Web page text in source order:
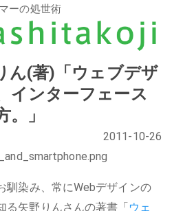
ーの処世術
ん(著)「ウェブデザ
インターフェース
」
2011-10-26
馴染み、常にWebデザインの
矢野りんさんの著書「 ウェ